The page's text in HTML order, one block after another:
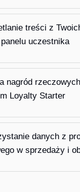
treści z
uczestnika
nagród
Loyalty Starter
danych z
w sprzedaży i